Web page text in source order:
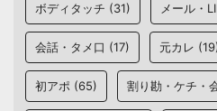
ボディタッチ (31) メール・
会話・タメ口 (17) 元カレ
初アポ (65) 割り勘・ケチ・